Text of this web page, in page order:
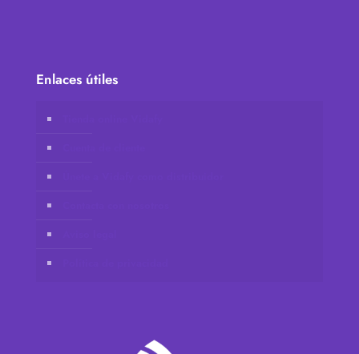
Enlaces útiles